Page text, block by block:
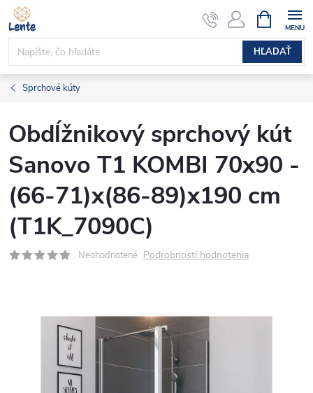
Prejsť
na
obsah
HĽADAŤ
KOŠÍK
Sprchové kúty
Obdĺžnikový sprchový kút
Sanovo T1 KOMBI 70x90 -
(66-71)x(86-89)x190 cm
(T1K_7090C)
Neohodnotené Podrobnosti hodnotenia